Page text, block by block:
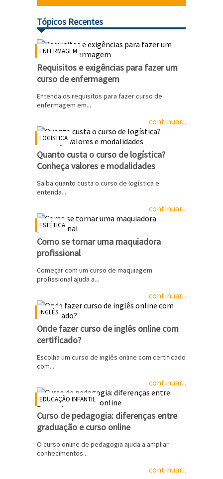
Tópicos Recentes
ENFERMAGEM
Requisitos e exigências para fazer um
curso de enfermagem
Entenda os requisitos para fazer curso de
enfermagem em...
continuar...
LOGÍSTICA
Quanto custa o curso de logística?
Conheça valores e modalidades
Saiba quanto custa o curso de logística e
entenda...
continuar...
ESTÉTICA
Como se tornar uma maquiadora
profissional
Começar com um curso de maquiagem
profissional ajuda a...
continuar...
INGLÊS
Onde fazer curso de inglês online com
certificado?
Escolha um curso de inglês online com certificado
com...
continuar...
EDUCAÇÃO INFANTIL
Curso de pedagogia: diferenças entre
graduação e curso online
O curso online de pedagogia ajuda a ampliar
conhecimentos...
continuar...